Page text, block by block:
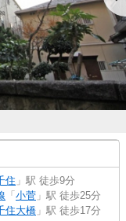
住 」駅 徒歩9分
「小菅 」駅 徒歩25分
住大橋 」駅 徒歩17分